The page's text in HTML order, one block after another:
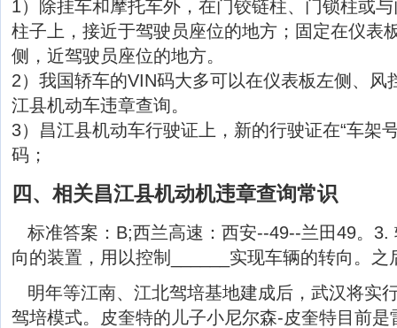
1）除挂车和摩托车外，在门铰链柱、门锁柱或
柱子上，接近于驾驶员座位的地方；固定在仪表
侧，近驾驶员座位的地方。
2）我国轿车的VIN码大多可以在仪表板左侧、风
江县机动车违章查询。
3）昌江县机动车行驶证上，新的行驶证在“车架
码；
四、相关昌江县机动机违章查询常识
标准答案：B;西兰高速：西安--49--兰田49。3.
向的装置，用以控制______实现车辆的转向。之
明年等江南、江北驾培基地建成后，武汉将实
驾培模式。皮奎特的儿子小尼尔森-皮奎特目前